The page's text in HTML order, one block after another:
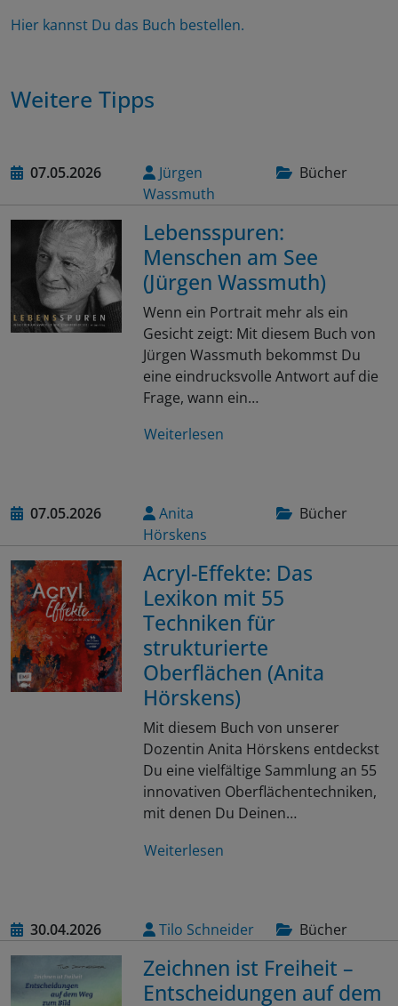
Hier kannst Du das Buch bestellen.
Weitere Tipps
07.05.2026
Jürgen
Wassmuth
Bücher
Lebensspuren:
Menschen am See
(Jürgen Wassmuth)
Wenn ein Portrait mehr als ein
Gesicht zeigt: Mit diesem Buch von
Jürgen Wassmuth bekommst Du
eine eindrucksvolle Antwort auf die
Frage, wann ein…
Weiterlesen
07.05.2026
Anita
Hörskens
Bücher
Acryl-Effekte: Das
Lexikon mit 55
Techniken für
strukturierte
Oberflächen (Anita
Hörskens)
Mit diesem Buch von unserer
Dozentin Anita Hörskens entdeckst
Du eine vielfältige Sammlung an 55
innovativen Oberflächentechniken,
mit denen Du Deinen…
Weiterlesen
30.04.2026 Tilo Schneider Bücher
Zeichnen ist Freiheit –
Entscheidungen auf dem